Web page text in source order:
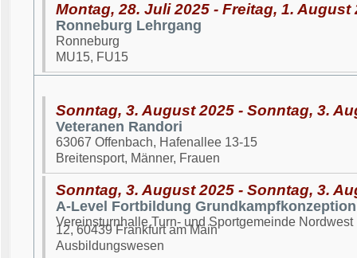
Montag, 28. Juli 2025 - Freitag, 1. August
Ronneburg Lehrgang
Ronneburg
MU15, FU15
Sonntag, 3. August 2025 - Sonntag, 3.
Veteranen Randori
63067 Offenbach, Hafenallee 13-15
Breitensport, Männer, Frauen
Sonntag, 3. August 2025 - Sonntag, 3.
A-Level Fortbildung Grundkampfkonzeption
Vereinsturnhalle Turn- und Sportgemeinde
12, 60439 Frankfurt am Main
Ausbildungswesen